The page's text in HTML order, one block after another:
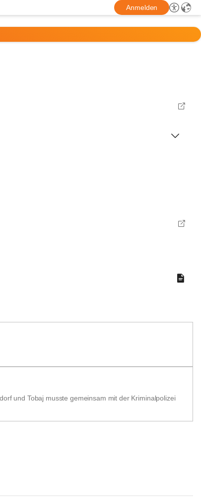
Anmelden
und Tobaj musste gemeinsam mit der Kriminalpolizei